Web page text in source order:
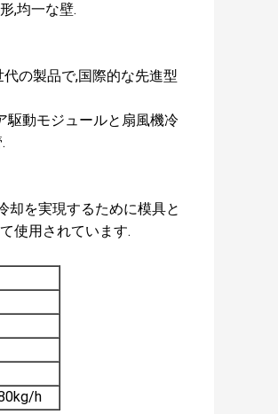
,均一な壁.
の製品で,国際的な先進型
駆動モジュールと扇風機冷
却を実現するために模具と
使用されています.
h